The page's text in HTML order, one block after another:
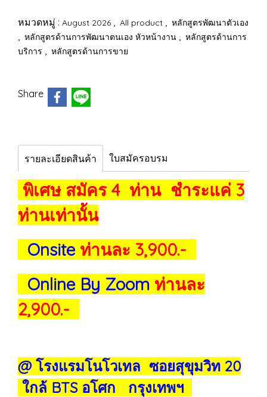
หมวดหมู่ : August 2026 , All product , หลักสูตรพัฒนาตัวเอง
, หลักสูตรด้านการพัฒนาตนเอง หัวหน้างาน , หลักสูตรด้านการ
บริการ , หลักสูตรด้านการขาย
Share
รายละเอียดสินค้า ใบสมัครอบรม
พิเศษ สมัคร 4 ท่าน ชำระแค่ 3
ท่านเท่านั้น
Onsite ท่านละ 3,900.-
Online By Zoom ท่านละ
2,900.-
@ โรงแรมโนโวเทล ซอยสุขุมวิท 20
ใกล้ BTS อโศก กรุงเทพฯ